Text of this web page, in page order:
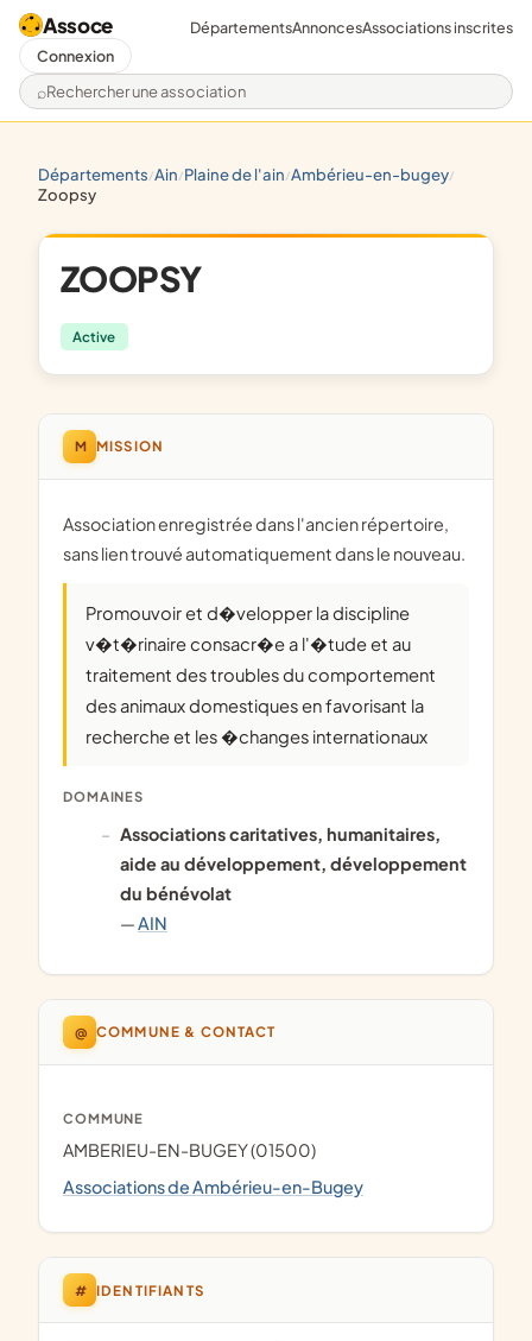
Assoce
Rechercher une association
DépartementsAnnoncesAssociations inscrites
Connexion
départements/ ain/ plaine de l'ain/ ambérieu-en-bugey/
zoopsy
ZOOPSY
Active
M MISSION
Association enregistrée dans l'ancien répertoire,
sans lien trouvé automatiquement dans le nouveau.
Promouvoir et d�velopper la discipline
v�t�rinaire consacr�e a l'�tude et au
traitement des troubles du comportement
des animaux domestiques en favorisant la
recherche et les �changes internationaux
DOMAINES
associations caritatives, humanitaires,
aide au développement, développement
du bénévolat
—AIN
@ COMMUNE & CONTACT
COMMUNE
AMBERIEU-EN-BUGEY (01500)
Associations de Ambérieu-en-Bugey
# IDENTIFIANTS